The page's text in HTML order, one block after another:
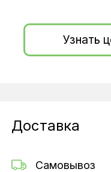
Узнать
Доставка
Самовывоз